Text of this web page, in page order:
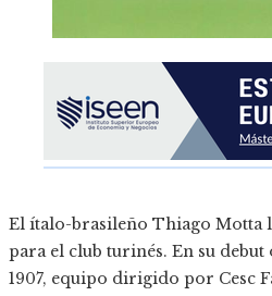
El ítalo-brasileño Thiago Motta
para el club turinés. En su
1907, equipo dirigido por Cesc